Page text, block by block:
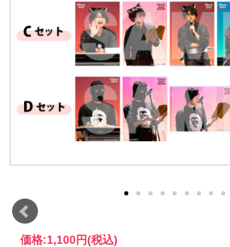
価格:1,100円(税込)